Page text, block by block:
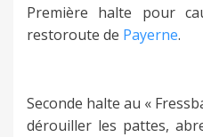
Première halte pour
restoroute de Payerne.
Seconde halte au «
dérouiller les pattes,